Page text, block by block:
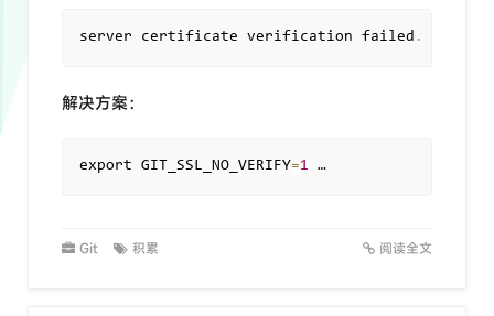
server certificate verification failed .
解决方案：
export GIT_SSL_NO_VERIFY=1 …
Git 积累 阅读全文